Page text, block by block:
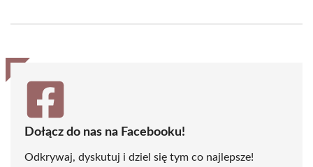
(Twitter)
Dołącz do nas na Facebooku!
Odkrywaj, dyskutuj i dziel się tym co najlepsze!